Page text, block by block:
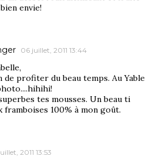
envie!
06 juillet, 2011 13:44
de profiter du beau temps. Au Yable
tes mousses. Un beau ti
framboises 100% à mon goût.
2011 13:53